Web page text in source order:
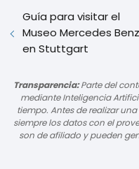
Guía para visitar el
Museo Mercedes Benz
en Stuttgart
Transparencia:Parte del
mediante Inteligencia
tiempo. Antes de realizar
siempre los datos con el
son de afiliado y pueden